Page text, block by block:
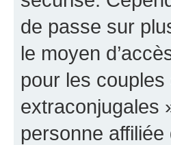
de passe sur
le moyen
pour les
extraconjugales
personne